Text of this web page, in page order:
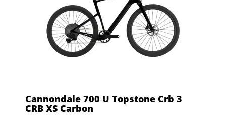
Cannondale 700 U Topstone Crb 3
CRB XS Carbon